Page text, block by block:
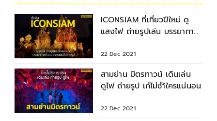
ICONSIAM ที่เที่ยวปีใหม่ ดู
แสงไฟ ถ่ายรูปเล่น บรรยากาศ
22 Dec 2021
สามย่าน มิตรทาวน์ เดินเล่น
ดูไฟ ถ่ายรูป เก๋ไม่ซำ้ใครแน่นอน
22 Dec 2021